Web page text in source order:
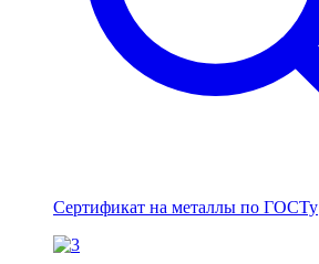
Сертификат на металлы по ГОСТу